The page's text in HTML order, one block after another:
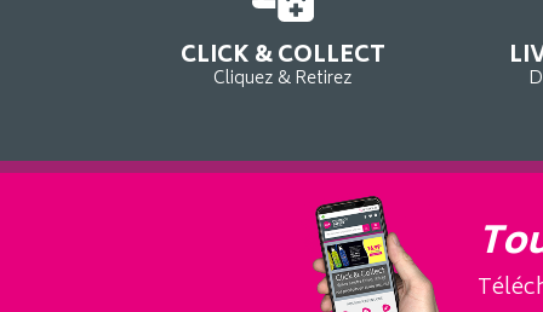
CLICK & COLLECT
Cliquez & Retirez